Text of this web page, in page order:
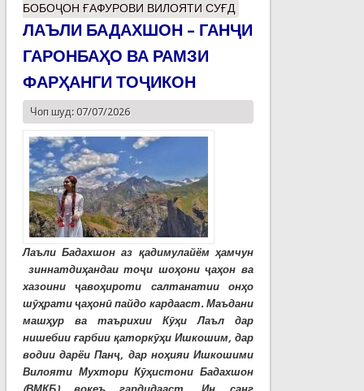
БОБОҶОН ҒАФУРОВИ ВИЛОЯТИ СУҒД
ЛАЪЛИ БАДАХШОН – ГАНҶИ
ГАРОНБАҲО ВА РАМЗИ
ФАРҲАНГИ ТОҶИКОН
Чоп шуд: 07/07/2026
Лаъли Бадахшон аз қадимулайём ҳамчун
зиннатдиҳандаи тоҷи шоҳони ҷаҳон ва
хазоини ҷавоҳироти салтанатии онҳо
шӯҳрати ҷаҳонӣ пайдо кардааст. Маъдани
машҳур ва таърихии Кӯҳи Лаъл дар
нишебии ғарбии қаторкӯҳи Ишкошим, дар
водии дарёи Панҷ, дар ноҳияи Ишкошими
Вилояти Мухтори Кӯҳистони Бадахшон